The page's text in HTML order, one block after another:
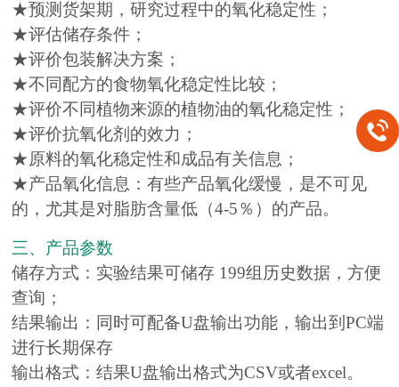
★预测货架期，研究过程中的氧化稳定性；
★评估储存条件；
★评价包装解决方案；
★不同配方的食物氧化稳定性比较；
★评价不同植物来源的植物油的氧化稳定性；
★评价抗氧化剂的效力；
★原料的氧化稳定性和成品有关信息；
★产品氧化信息：有些产品氧化缓慢，是不可见
的，尤其是对脂肪含量低（4-5％）的产品。
三、产品参数
储存方式：实验结果可储存 199组历史数据，方便
查询；
结果输出：同时可配备U盘输出功能，输出到PC端
进行长期保存
输出格式：结果U盘输出格式为CSV或者excel。